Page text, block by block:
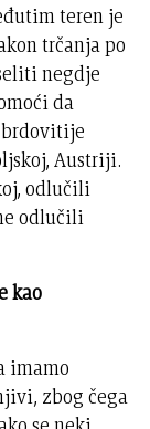
teren je
trčanja po
negdje
da
brdovitije
Austriji.
odlučili
odlučili
kao
imamo
zbog čega